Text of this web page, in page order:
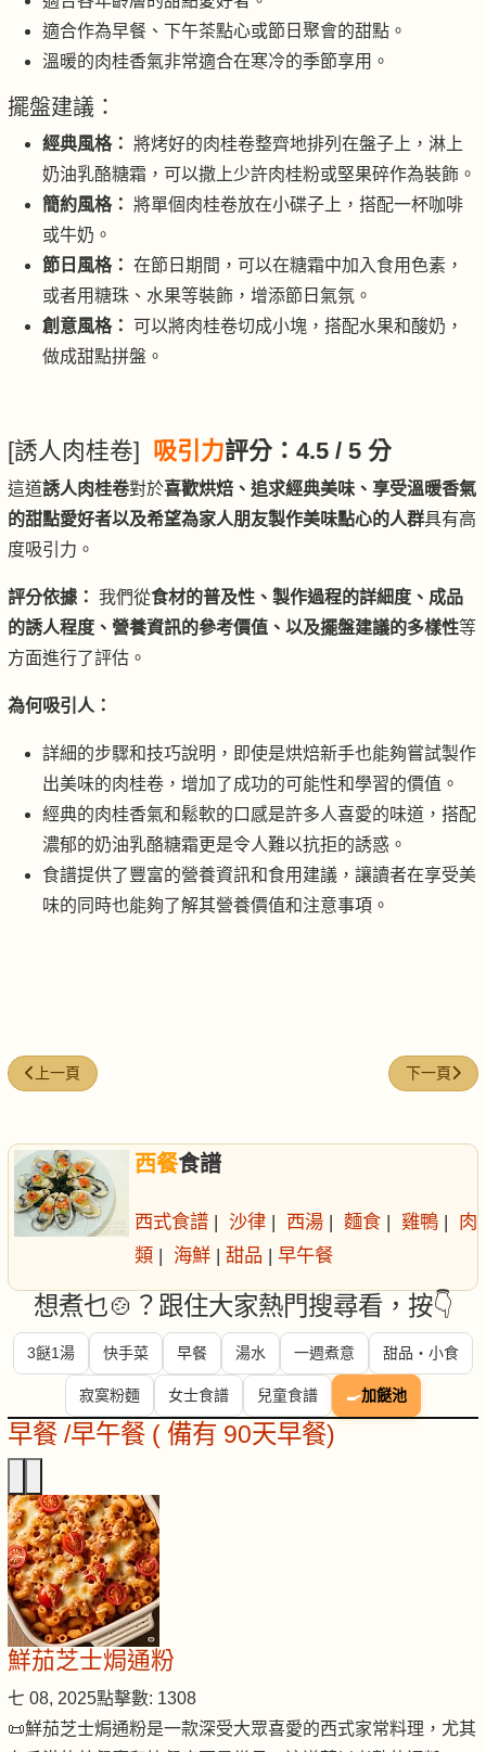
適合作為早餐、下午茶點心或節日聚會的甜點。
溫暖的肉桂香氣非常適合在寒冷的季節享用。
擺盤建議：
經典風格： 將烤好的肉桂卷整齊地排列在盤子上，淋上
奶油乳酪糖霜，可以撒上少許肉桂粉或堅果碎作為裝飾。
簡約風格： 將單個肉桂卷放在小碟子上，搭配一杯咖啡
或牛奶。
節日風格： 在節日期間，可以在糖霜中加入食用色素，
或者用糖珠、水果等裝飾，增添節日氣氛。
創意風格：
可以將肉桂卷切成小塊，搭配水果和酸奶，
做成甜點拼盤。
[誘人肉桂卷] 吸引力評分： 4.5 / 5 分
這道誘人肉桂卷對於喜歡烘焙、追求經典美味、享受溫暖香氣
的甜點愛好者以及希望為家人朋友製作美味點心的人群具有高
度吸引力。
評分依據： 我們從食材的普及性、製作過程的詳細度、成品
的誘人程度、營養資訊的參考價值、以及擺盤建議的多樣性等
方面進行了評估。
為何吸引人：
詳細的步驟和技巧說明，即使是烘焙新手也能夠嘗試製作
出美味的肉桂卷，增加了成功的可能性和學習的價值。
經典的肉桂香氣和鬆軟的口感是許多人喜愛的味道，搭配
濃郁的奶油乳酪糖霜更是令人難以抗拒的誘惑。
食譜提供了豐富的營養資訊和食用建議，讓讀者在享受美
味的同時也能夠了解其營養價值和注意事項。
上一篇文章: 奧利奧 (Oreo) 夢幻小點
上一頁 下一篇文章
下一頁
西餐食譜
西式食譜 | 沙律 | 西湯 | 麵食 | 雞鴨 | 肉
類 | 海鮮 | 甜品 | 早午餐
想煮乜🍲？跟住大家熱門搜尋看，按👇
3餸1湯 快手菜 早餐 湯水 一週煮意 甜品・小食
寂寞粉麵 女士食譜 兒童食譜 🍳加餸池
早餐 /早午餐 ( 備有 90天早餐)
鮮茄芝士焗通粉
七 08, 2025點擊數: 1308
📜鮮茄芝士焗通粉是一款深受大眾喜愛的西式家常料理，尤其